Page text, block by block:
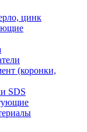
цинк
(коронки,
SDS